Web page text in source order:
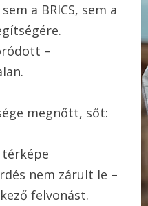
a BRICS, sem a
–
megnőtt, sőt:
nem zárult le –
felvonást.